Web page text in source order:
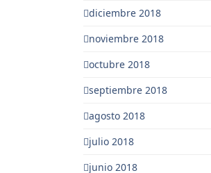
diciembre 2018
noviembre 2018
octubre 2018
septiembre 2018
agosto 2018
julio 2018
junio 2018